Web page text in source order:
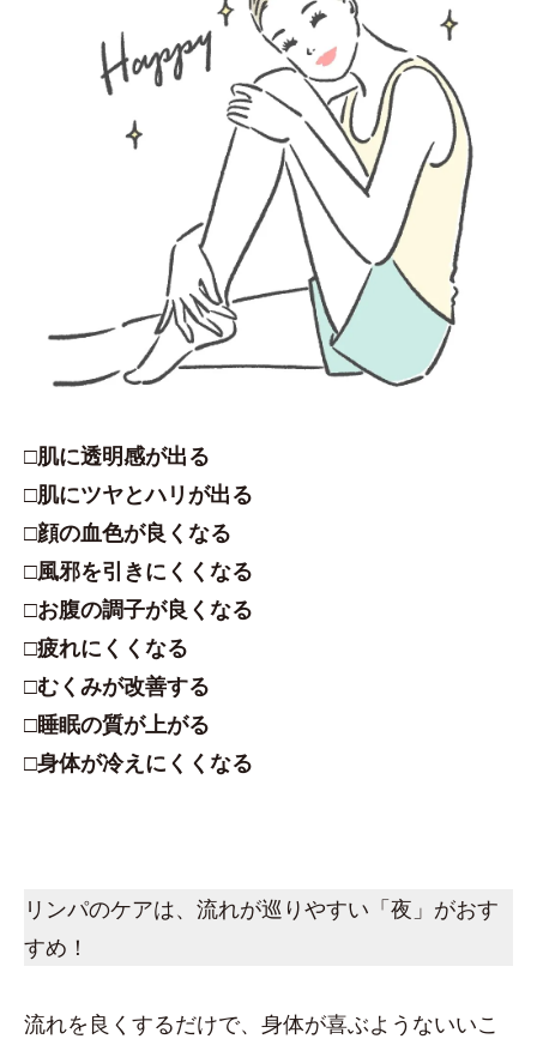
□肌に透明感が出る
□肌にツヤとハリが出る
□顔の血色が良くなる
□風邪を引きにくくなる
□お腹の調子が良くなる
□疲れにくくなる
□むくみが改善する
□睡眠の質が上がる
□身体が冷えにくくなる
リンパのケアは、流れが巡りやすい「夜」がおす
すめ！
流れを良くするだけで、身体が喜ぶようないいこ